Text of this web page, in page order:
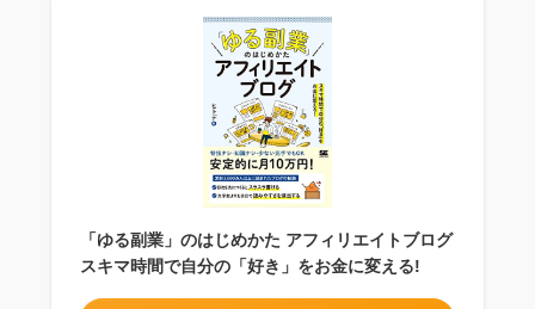
「ゆる副業」のはじめかた アフィリエイトブログ
スキマ時間で自分の「好き」をお金に変える!